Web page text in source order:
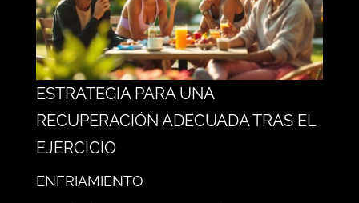
ESTRATEGIA PARA UNA
RECUPERACIÓN ADECUADA TRAS EL
EJERCICIO
ENFRIAMIENTO